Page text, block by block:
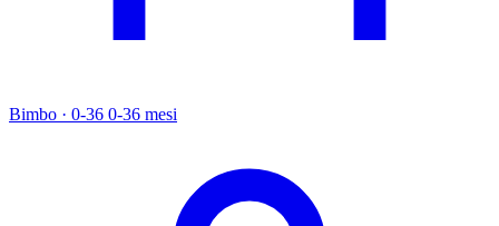
Bimbo · 0-36 0-36 mesi